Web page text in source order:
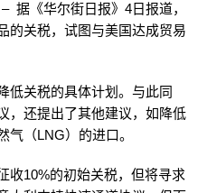
据《华尔街日报》4日报道，
的关税，试图与美国达成贸易
低关税的具体计划。与此同
，还提出了其他建议，如降低
气（LNG）的进口。
收10%的初始关税，但将寻求